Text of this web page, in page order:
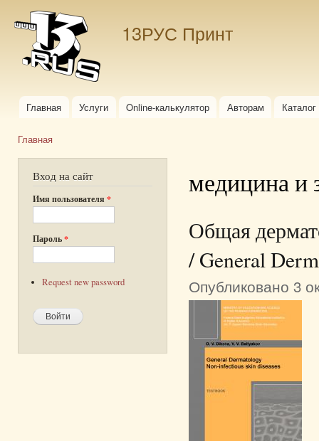
13РУС Принт
Главное меню
Главная Услуги Online-калькулятор Авторам
Главная
Вход на сайт
Имя пользователя *
Пароль*
Request new password
медицина и
Общая
/ General
Опубликовано 3